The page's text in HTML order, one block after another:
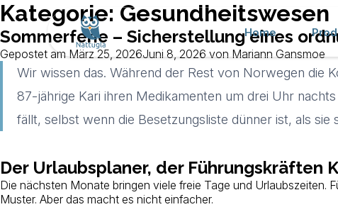
Home
Kategorie: Gesundheitswesen
Sommerferie – Sicherstellung eines
Gepostet amMärz 25, 2026Juni 8, 2026vonMariann Gansmoe
Wir wissen das. Während der Rest von Norwegen die
87-jährige Kari ihren Medikamenten um drei Uhr
fällt, selbst wenn die Besetzungsliste dünner ist, als sie
Der Urlaubsplaner, der Führungskräften
Die nächsten Monate bringen viele freie Tage und Urlaubszeiten.
Muster. Aber das macht es nicht einfacher.